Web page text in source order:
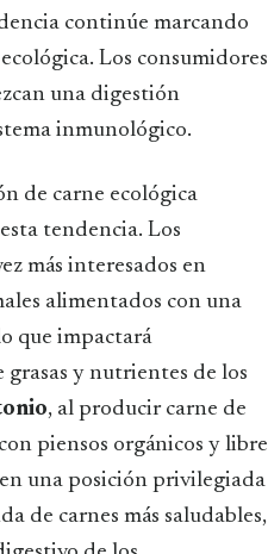
continúe marcando
Los consumidores
una digestión
inmunológico.
de carne ecológica
tendencia. Los
más interesados en
alimentados con una
que impactará
y nutrientes de los
, al producir carne de
piensos orgánicos y libre
una posición privilegiada
de carnes más saludables,